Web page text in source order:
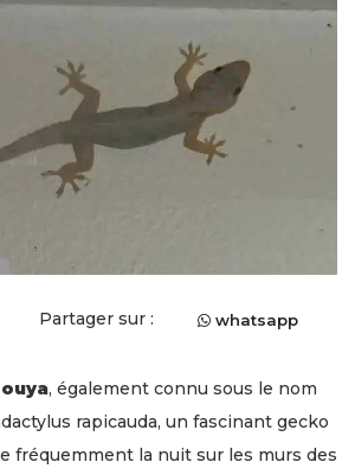
Partager sur : whatsapp
, également connu sous le nom
rapicauda, un fascinant gecko
fréquemment la nuit sur les murs des